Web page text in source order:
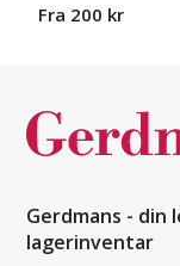
Fra 200 kr
Gerdmans -
lagerinventar